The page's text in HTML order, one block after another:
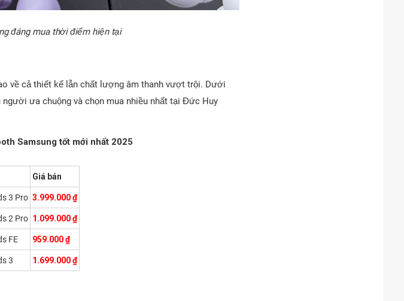
đáng mua thời điểm hiện tại
về cả thiết kế lẫn chất lượng âm thanh vượt trội. Dưới
ưa chuộng và chọn mua nhiều nhất tại Đức Huy
Samsung tốt mới nhất 2025
Giá bán
3 Pro 3.999.000 ₫
2 Pro 1.099.000 ₫
FE 959.000 ₫
3 1.699.000 ₫